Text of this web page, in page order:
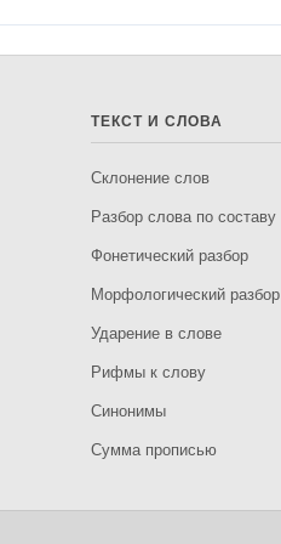
ТЕКСТ И СЛОВА
Склонение слов
Разбор слова по составу
Фонетический разбор
Морфологический разбор
Ударение в слове
Рифмы к слову
Синонимы
Сумма прописью